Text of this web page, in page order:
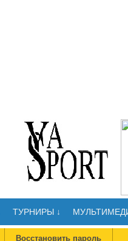
ТУРНИРЫ ↓
Восстановить пароль